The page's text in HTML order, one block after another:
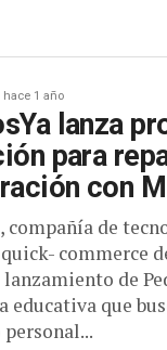
hace 1 año
lanza
para
con
compañía de
commerce
de
educativa que